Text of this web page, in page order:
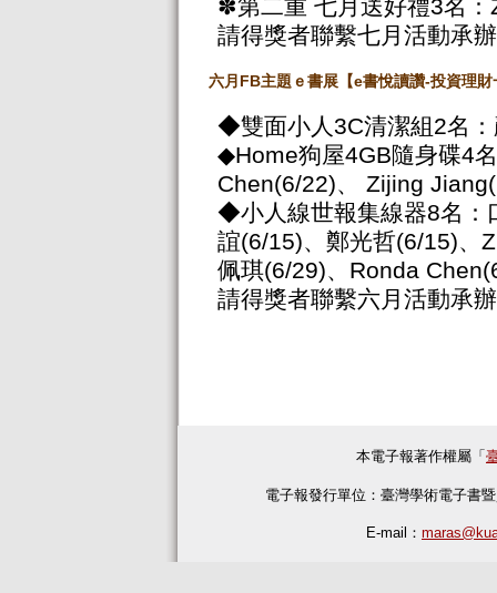
✽第二重 七月送好禮3名
請得獎者聯繫七月活動承
六月FB主題ｅ書展【e書悅讀讚-投資理財
◆雙面小人3C清潔組2名
◆Home狗屋4GB隨身碟4
Chen(6/22)、 Zijing
◆小人線世報集線器8名：
誼(6/15)、鄭光哲(6/15)、
佩琪(6/29)、Ronda
請得獎者聯繫六月活動承
本電子報著作權屬「
電子報發行單位：臺灣學術電子書
E-mail：